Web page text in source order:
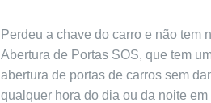
Perdeu a chave do carro e não tem
Abertura de Portas SOS, que tem
abertura de portas de carros sem
qualquer hora do dia ou da noite